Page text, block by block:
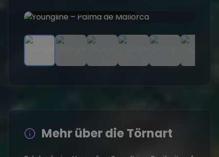
Mehr über die Törnart